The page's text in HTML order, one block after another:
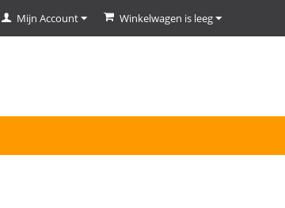
Winkelwagen is leeg
Mijn Account